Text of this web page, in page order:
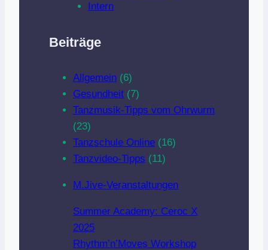
Intern
Beiträge
Allgemein (6)
Gesundheit (7)
Tanzmusik-Tipps vom Ohrwurm
(23)
Tanzschule Online (16)
Tanzvideo-Tipps (11)
M.Jive-Veranstaltungen
Summer Academy: Ceroc X
2025
Rhythm’n’Moves Workshop